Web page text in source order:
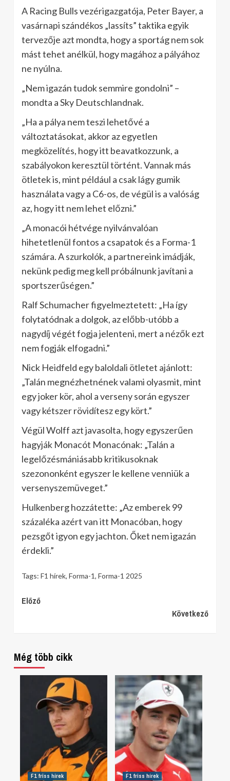
A Racing Bulls vezérigazgatója, Peter Bayer, a
vasárnapi szándékos „lassíts” taktika egyik
tervezője azt mondta, hogy a sportág nem sok
mást tehet anélkül, hogy magához a pályához
ne nyúlna.
„Nem igazán tudok semmire gondolni” –
mondta a Sky Deutschlandnak.
„Ha a pálya nem teszi lehetővé a
változtatásokat, akkor az egyetlen
megközelítés, hogy itt beavatkozzunk, a
szabályokon keresztül történt. Vannak más
ötletek is, mint például a csak lágy gumik
használata vagy a C6-os, de végül is a valóság
az, hogy itt nem lehet előzni.”
„A monacói hétvége nyilvánvalóan
hihetetlenül fontos a csapatok és a Forma-1
számára. A szurkolók, a partnereink imádják,
nekünk pedig meg kell próbálnunk javítani a
sportszerűségen.”
Ralf Schumacher figyelmeztetett: „Ha így
folytatódnak a dolgok, az előbb-utóbb a
nagydíj végét fogja jelenteni, mert a nézők ezt
nem fogják elfogadni.”
Nick Heidfeld egy baloldali ötletet ajánlott:
„Talán megnézhetnének valami olyasmit, mint
egy joker kör, ahol a verseny során egyszer
vagy kétszer rövidítesz egy kört.”
Végül Wolff azt javasolta, hogy egyszerűen
hagyják Monacót Monacónak: „Talán a
legelőzésmániásabb kritikusoknak
szezononként egyszer le kellene venniük a
versenyszemüveget.”
Hulkenberg hozzátette: „Az emberek 99
százaléka azért van itt Monacóban, hogy
pezsgőt igyon egy jachton. Őket nem igazán
érdekli.”
Tags: F1 hírek, Forma-1, Forma-1 2025
Continue
Előző
Következő
Még több cikk
F1 friss hírek F1 friss hírek